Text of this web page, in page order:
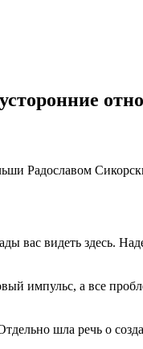
Радославом
вас видеть здесь.
импульс, а все
шла речь о